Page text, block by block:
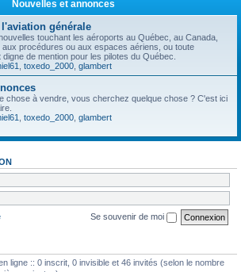
Nouvelles et annonces
générale
touchant les aéroports au Québec, au Canada,
procédures ou aux espaces aériens, ou toute
de mention pour les pilotes du Québec.
toxedo_2000 glambert
chose à vendre, vous cherchez quelque chose ? C'est ici
toxedo_2000 glambert
Se souvenir de moi
ligne :: 0 inscrit, 0 invisible et 46 invités (selon le nombre